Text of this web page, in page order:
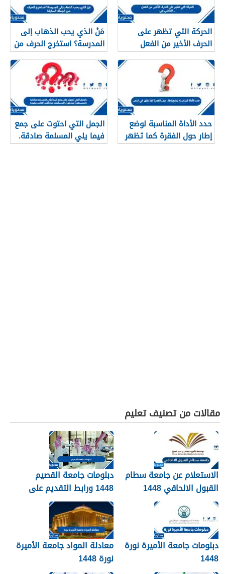
الحركة التي تظهر على
الحرف الأخير من الفعل
الماضي هي ..
مَنْ الذي يحب الذهاب إلى
المدرسة؟ استخرج الحرف من
الجملة السابقة.
حدد الأداة المناسبة لوضع
إطار حول الفقرة كما تظهر
في النص
الجمل التي احتوت على جمع
فيما يلي المسلمة صادقة.
المسلمون صادقون.
مقالات من تصنيف تعليم
الاستعلام عن جامعة سطام
القبول الالحاقي 1448
دبلومات جامعة القصيم
1448 ورابط التقديم على
دبلومات جامعة القصيم
qudcss.com
دبلومات جامعة الأميرة نورة
1448
معادلة المواد جامعة الأميرة
نورة 1448